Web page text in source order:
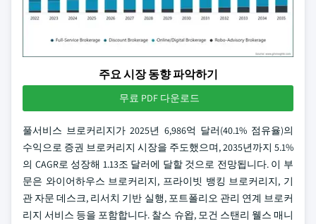
주요 시장 동향 파악하기
무료 PDF 다운로드
풀서비스 브로커리지가 2025년 6,986억 달러(40.1% 점유율)의
수익으로 증권 브로커리지 시장을 주도했으며, 2035년까지 5.1%
의 CAGR로 성장해 1.13조 달러에 달할 것으로 전망됩니다. 이 부
문은 와이어하우스 브로커리지, 프라이빗 뱅킹 브로커리지, 기
관 자문 데스크, 리서치 기반 실행, 포트폴리오 관리 연계 브로커
리지 서비스 등을 포함합니다. 찰스 슈왑, 모건 스탠리 웰스 매니